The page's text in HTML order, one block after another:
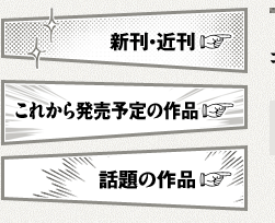
新刊・近刊
これから発売予定